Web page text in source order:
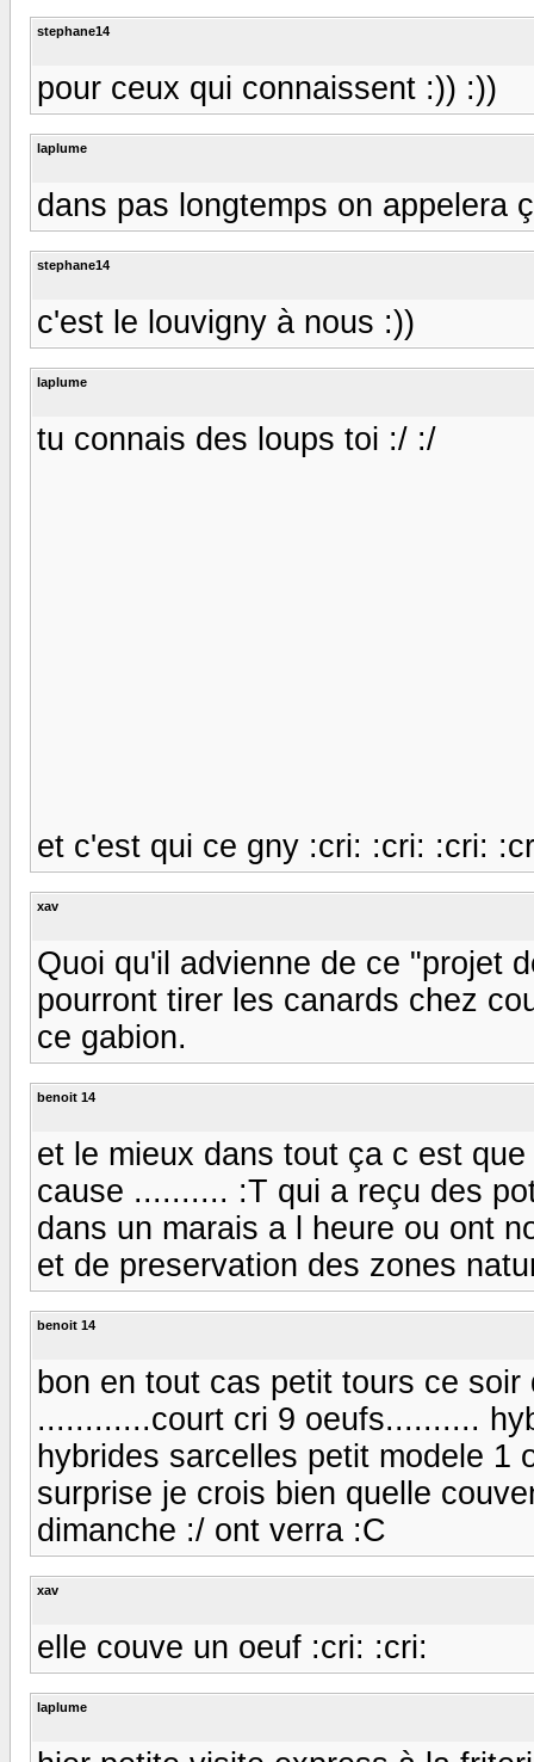
stephane14
pour ceux qui connaissent :)) :))
laplume
dans pas longtemps on appelera
stephane14
c'est le louvigny à nous :))
laplume
tu connais des loups toi :/ :/
et c'est qui ce gny :cri: :cri: :cri:
xav
Quoi qu'il advienne de ce "projet
pourront tirer les canards chez
ce gabion.
benoit 14
et le mieux dans tout ça c est
cause .......... :T qui a reçu des
dans un marais a l heure ou ont
et de preservation des zones
benoit 14
bon en tout cas petit tours ce
............court cri 9 oeufs..........
hybrides sarcelles petit modele 1
surprise je crois bien quelle
dimanche :/ ont verra :C
xav
elle couve un oeuf :cri: :cri:
laplume